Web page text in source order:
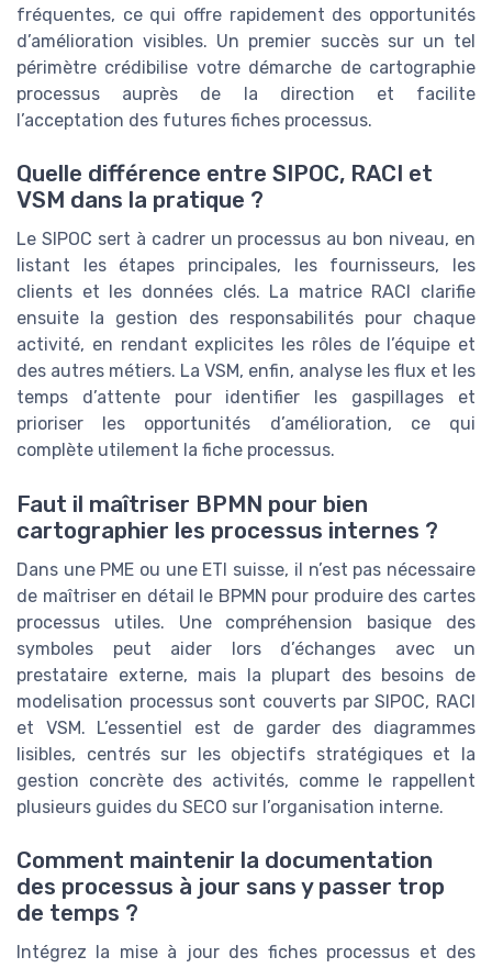
fréquentes, ce qui offre rapidement des opportunités
d’amélioration visibles. Un premier succès sur un tel
périmètre crédibilise votre démarche de cartographie
processus auprès de la direction et facilite
l’acceptation des futures fiches processus.
Quelle différence entre SIPOC, RACI et
VSM dans la pratique ?
Le SIPOC sert à cadrer un processus au bon niveau, en
listant les étapes principales, les fournisseurs, les
clients et les données clés. La matrice RACI clarifie
ensuite la gestion des responsabilités pour chaque
activité, en rendant explicites les rôles de l’équipe et
des autres métiers. La VSM, enfin, analyse les flux et les
temps d’attente pour identifier les gaspillages et
prioriser les opportunités d’amélioration, ce qui
complète utilement la fiche processus.
Faut il maîtriser BPMN pour bien
cartographier les processus internes ?
Dans une PME ou une ETI suisse, il n’est pas nécessaire
de maîtriser en détail le BPMN pour produire des cartes
processus utiles. Une compréhension basique des
symboles peut aider lors d’échanges avec un
prestataire externe, mais la plupart des besoins de
modelisation processus sont couverts par SIPOC, RACI
et VSM. L’essentiel est de garder des diagrammes
lisibles, centrés sur les objectifs stratégiques et la
gestion concrète des activités, comme le rappellent
plusieurs guides du SECO sur l’organisation interne.
Comment maintenir la documentation
des processus à jour sans y passer trop
de temps ?
Intégrez la mise à jour des fiches processus et des